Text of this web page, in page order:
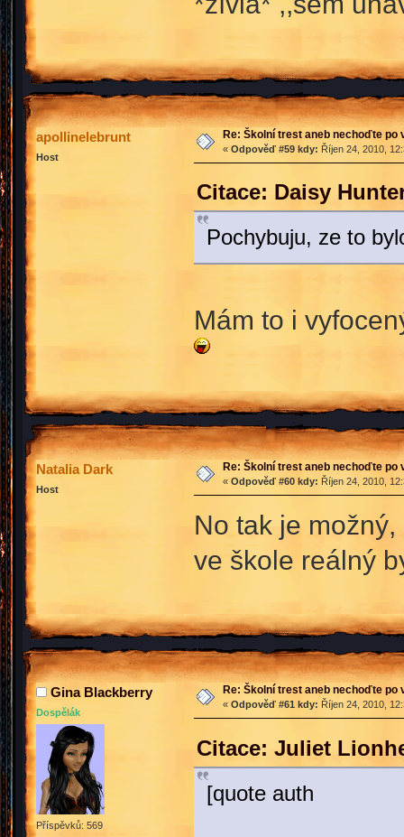
apollinelebrunt
Host
Re: Školní trest aneb nechoďte po
« Odpověď #59 kdy: Říjen 24, 2010,
Citace: Daisy
Pochybuju, ze to
Mám to i
Natalia Dark
Host
Re: Školní trest aneb nechoďte po
« Odpověď #60 kdy: Říjen 24, 2010,
No tak je
ve škole reálný
Gina Blackberry
Dospělák
Příspěvků: 569
Re: Školní trest aneb nechoďte po
« Odpověď #61 kdy: Říjen 24, 2010,
Citace: Juliet
[quote auth